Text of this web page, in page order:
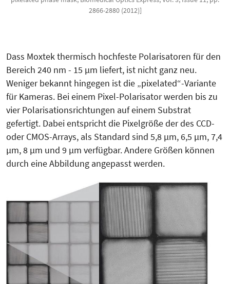
2866-2880 (2012)]
Dass Moxtek thermisch hochfeste Polarisatoren für den
Bereich 240 nm - 15 µm liefert, ist nicht ganz neu.
Weniger bekannt hingegen ist die „pixelated“-Variante
für Kameras. Bei einem Pixel-Polarisator werden bis zu
vier Polarisationsrichtungen auf einem Substrat
gefertigt. Dabei entspricht die Pixelgröße der des CCD-
oder CMOS-Arrays, als Standard sind 5,8 µm, 6,5 µm, 7,4
µm, 8 µm und 9 µm verfügbar. Andere Größen können
durch eine Abbildung angepasst werden.